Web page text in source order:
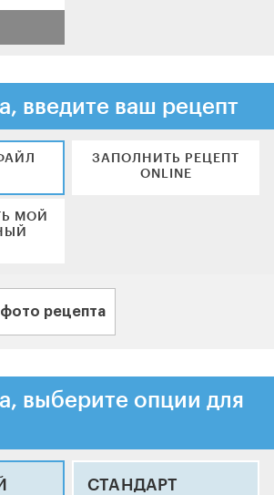
введите ваш рецепт
ЗАПОЛНИТЬ РЕЦЕПТ
ONLINE
МОЙ
рецепта
выберите опции для
СТАНДАРТ